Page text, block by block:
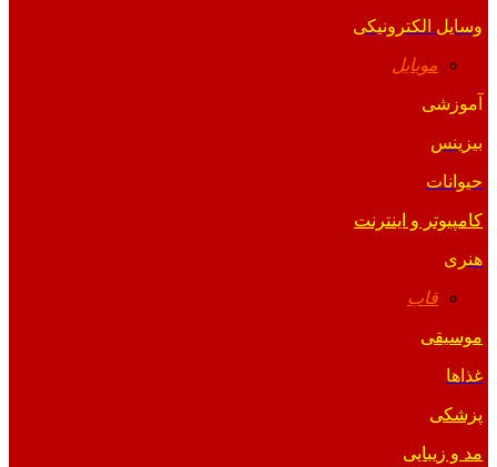
وسایل الکترونیکی
موبایل
آموزشی
بیزینس
حیوانات
کامپیوتر و اینترنت
هنری
قاب
موسیقی
غذاها
پزشکی
مد و زیبایی